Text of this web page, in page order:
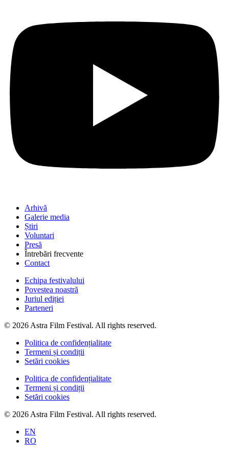
Arhivă
Galerie media
Știri
Voluntari
Presă
Întrebări frecvente
Contact
Echipa festivalului
Povestea noastră
Juriul ediției
Parteneri
© 2026 Astra Film Festival. All rights reserved.
Politica de confidențialitate
Termeni și condiții
Setări cookies
Politica de confidențialitate
Termeni și condiții
Setări cookies
© 2026 Astra Film Festival. All rights reserved.
EN
RO